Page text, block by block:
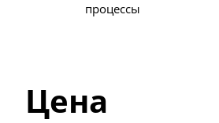
процессы
Цена